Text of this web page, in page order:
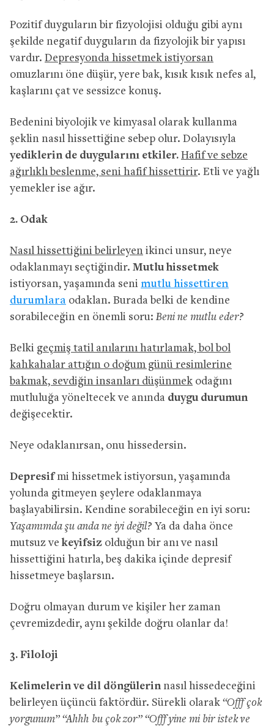
Pozitif duyguların bir fizyolojisi olduğu gibi aynı
şekilde negatif duyguların da fizyolojik bir yapısı
vardır. Depresyonda hissetmek istiyorsan
omuzlarını öne düşür, yere bak, kısık kısık nefes al,
kaşlarını çat ve sessizce konuş.
Bedenini biyolojik ve kimyasal olarak kullanma
şeklin nasıl hissettiğine sebep olur. Dolayısıyla
yediklerin de duygularını etkiler. Hafif ve sebze
ağırlıklı beslenme, seni hafif hissettirir. Etli ve yağlı
yemekler ise ağır.
2. Odak
Nasıl hissettiğini belirleyen ikinci unsur, neye
odaklanmayı seçtiğindir. Mutlu hissetmek
istiyorsan, yaşamında seni mutlu hissettiren
durumlara odaklan. Burada belki de kendine
sorabileceğin en önemli soru: Beni ne mutlu eder?
Belki geçmiş tatil anılarını hatırlamak, bol bol
kahkahalar attığın o doğum günü resimlerine
bakmak, sevdiğin insanları düşünmek odağını
mutluluğa yöneltecek ve anında duygu durumun
değişecektir.
Neye odaklanırsan, onu hissedersin.
Depresifmi hissetmek istiyorsun, yaşamında
yolunda gitmeyen şeylere odaklanmaya
başlayabilirsin. Kendine sorabileceğin en iyi soru:
Yaşamımda şu anda ne iyi değil? Ya da daha önce
mutsuz ve keyifsiz olduğun bir anı ve nasıl
hissettiğini hatırla, beş dakika içinde depresif
hissetmeye başlarsın.
Doğru olmayan durum ve kişiler her zaman
çevremizdedir, aynı şekilde doğru olanlar da!
3. Filoloji
Kelimelerin ve dil döngülerinnasıl hissedeceğini
belirleyen üçüncü faktördür. Sürekli olarak “Offf çok
yorgunum” “Ahhh bu çok zor” “Offf yine mi bir istek ve